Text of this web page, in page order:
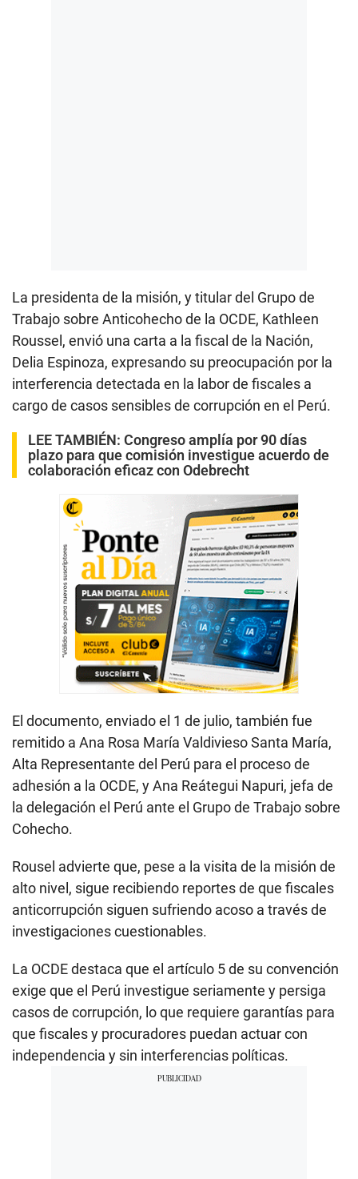
La presidenta de la misión, y titular del Grupo de
Trabajo sobre Anticohecho de la OCDE, Kathleen
Roussel, envió una carta a la fiscal de la Nación,
Delia Espinoza, expresando su preocupación por la
interferencia detectada en la labor de fiscales a
cargo de casos sensibles de corrupción en el Perú.
LEE TAMBIÉN: Congreso amplía por 90 días
plazo para que comisión investigue acuerdo de
colaboración eficaz con Odebrecht
El documento, enviado el 1 de julio, también fue
remitido a Ana Rosa María Valdivieso Santa María,
Alta Representante del Perú para el proceso de
adhesión a la OCDE, y Ana Reátegui Napuri, jefa de
la delegación el Perú ante el Grupo de Trabajo sobre
Cohecho.
Rousel advierte que, pese a la visita de la misión de
alto nivel, sigue recibiendo reportes de que fiscales
anticorrupción siguen sufriendo acoso a través de
investigaciones cuestionables.
La OCDE destaca que el artículo 5 de su convención
exige que el Perú investigue seriamente y persiga
casos de corrupción, lo que requiere garantías para
que fiscales y procuradores puedan actuar con
independencia y sin interferencias políticas.